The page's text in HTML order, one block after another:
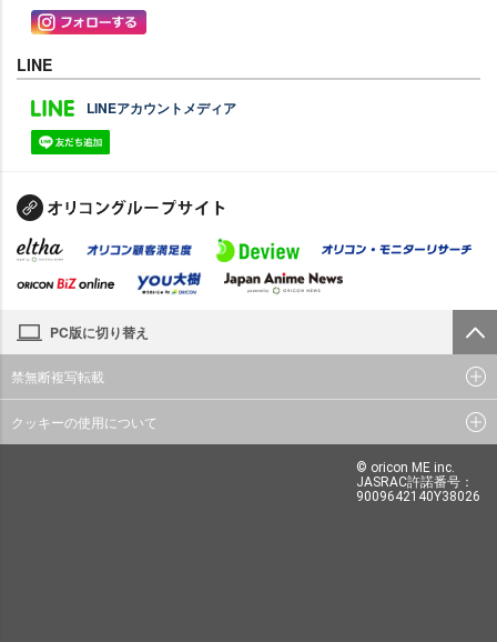
LINE
LINEアカウントメディア
PC版に切り替え
禁無断複写転載
クッキーの使用について
© oricon ME inc.
JASRAC許諾番号：
9009642140Y38026